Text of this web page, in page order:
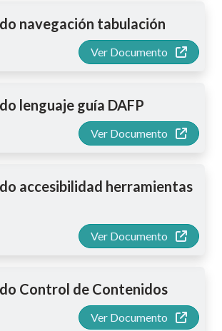
navegación tabulación
Ver Documento
lenguaje guía DAFP
Ver Documento
accesibilidad herramientas
Ver Documento
Control de Contenidos
Ver Documento